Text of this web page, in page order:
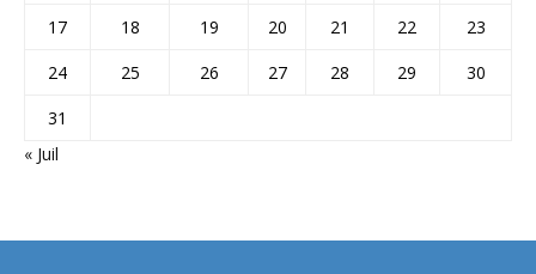
17
18 19 20 21 22
23
24
25 26 27 28 29
30
31
« Juil